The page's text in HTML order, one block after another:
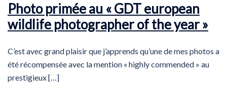
Photo primée au « GDT european
wildlife photographer of the year »
C’est avec grand plaisir que j’apprends qu’une de mes photos a
été récompensée avec la mention « highly commended » au
prestigieux […]